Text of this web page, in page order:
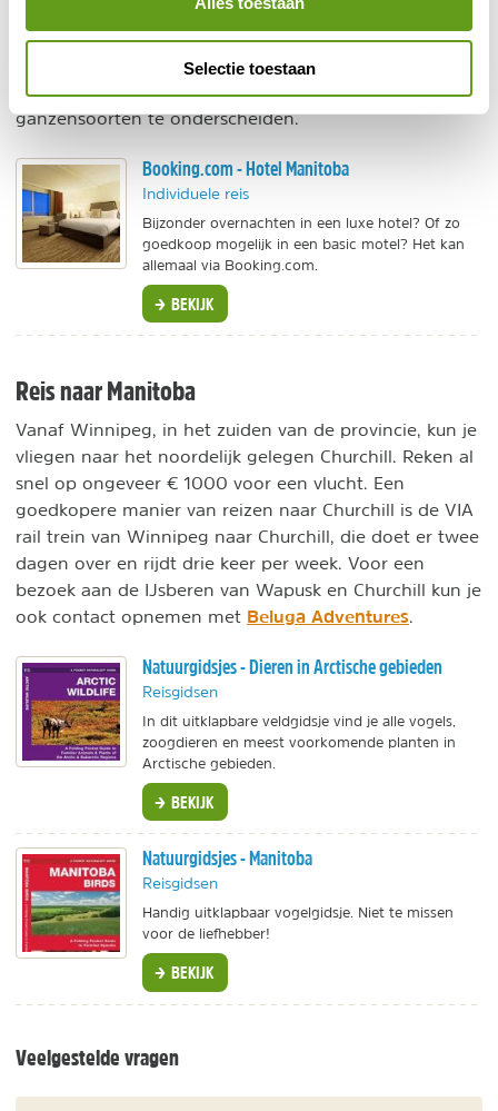
Selectie toestaan
watervogels is in deze tijd Whitewater Lake in het
westen van Manitoba een uitgelezen locatie. Platforms,
vogelkijkhutten en informatieve borden helpen de
bezoeker om de verschillende eenden, zwanen en
ganzensoorten te onderscheiden.
Booking.com - Hotel Manitoba
Individuele reis
Bijzonder overnachten in een luxe hotel? Of zo
goedkoop mogelijk in een basic motel? Het kan
allemaal via Booking.com.
BEKIJK
Reis naar Manitoba
Vanaf Winnipeg, in het zuiden van de provincie, kun je
vliegen naar het noordelijk gelegen Churchill. Reken al
snel op ongeveer € 1000 voor een vlucht. Een
goedkopere manier van reizen naar Churchill is de VIA
rail trein van Winnipeg naar Churchill, die doet er twee
dagen over en rijdt drie keer per week. Voor een
bezoek aan de IJsberen van Wapusk en Churchill kun je
ook contact opnemen met Beluga Adventures
Natuurgidsjes - Dieren in Arctische gebieden
Reisgidsen
In dit uitklapbare veldgidsje vind je alle vogels,
zoogdieren en meest voorkomende planten in
Arctische gebieden.
BEKIJK
Natuurgidsjes - Manitoba
Reisgidsen
Handig uitklapbaar vogelgidsje. Niet te missen
voor de liefhebber!
BEKIJK
Veelgestelde vragen